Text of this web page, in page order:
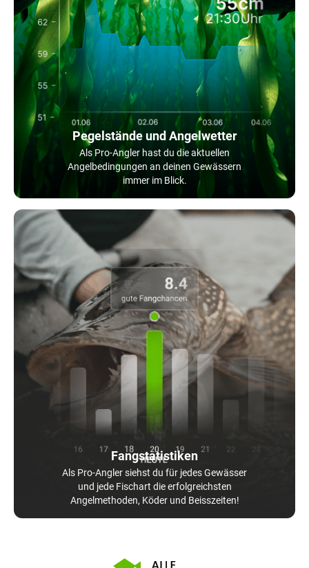
Pegelstände und Angelwetter
Als Pro-Angler hast du die aktuellen
Angelbedingungen an deinen Gewässern
immer im Blick.
Fangstatistiken
Als Pro-Angler siehst du für jedes Gewässer
und jede Fischart die erfolgreichsten
Angelmethoden, Köder und Beisszeiten!